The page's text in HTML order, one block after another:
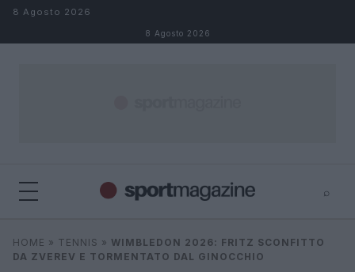
Salta al contenuto
8 Agosto 2026
8 Agosto 2026
⌕
Cerca
⌕
HOME » TENNIS » WIMBLEDON 2026: FRITZ SCONFITTO
DA ZVEREV E TORMENTATO DAL GINOCCHIO